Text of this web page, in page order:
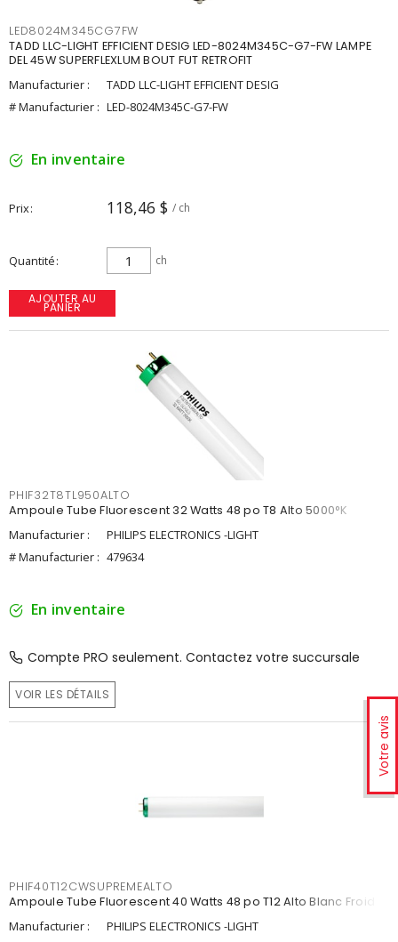
Votre avis
LED8024M345CG7FW
TADD LLC-LIGHT EFFICIENT DESIG LED-8024M345C-G7-FW LAMPE
DEL 45W SUPERFLEXLUM BOUT FUT RETROFIT
Manufacturier :
TADD LLC-LIGHT EFFICIENT DESIG
# Manufacturier : LED-8024M345C-G7-FW
En inventaire
Prix 118,46 $ / ch
Quantité ch
AJOUTER AU
PANIER
PHIF32T8TL950ALTO
Ampoule Tube Fluorescent 32 Watts 48 po T8 Alto 5000°K
Manufacturier :
PHILIPS ELECTRONICS -LIGHT
# Manufacturier : 479634
En inventaire
Compte PRO seulement. Contactez votre succursale
VOIR LES DÉTAILS
PHIF40T12CWSUPREMEALTO
Ampoule Tube Fluorescent 40 Watts 48 po T12 Alto Blanc Froid
Manufacturier :
PHILIPS ELECTRONICS -LIGHT